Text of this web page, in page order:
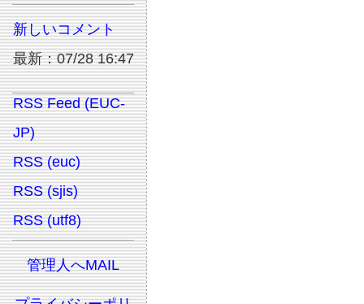
新しいコメント
最新：07/28 16:47
RSS Feed (EUC-
JP)
RSS (euc)
RSS (sjis)
RSS (utf8)
管理人へMAIL